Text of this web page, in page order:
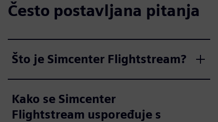
Često postavljana pitanja
Što je Simcenter Flightstream?
Kako se Simcenter
Flightstream uspoređuje s